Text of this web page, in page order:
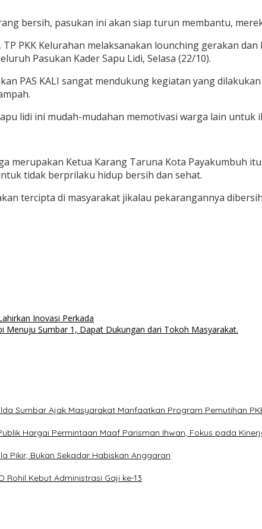
bersih, pasukan ini akan siap turun membantu,
PKK Kelurahan melaksanakan lounching gerakan
Pasukan Kader Sapu Lidi, Selasa (22/10).
PAS KALI sangat mendukung kegiatan yang
lidi ini mudah-mudahan memotivasi warga lain
merupakan Ketua Karang Taruna Kota Payakumbuh
tidak berprilaku hidup bersih dan sehat.
tercipta di masyarakat jikalau pekarangannya
Inovasi Perkada
Menuju Sumbar 1, Dapat Dukungan dari Tokoh Masyarakat.
Sumbar Ajak Masyarakat Manfaatkan Program Pemutihan
Hargai Permintaan Maaf Parisman Ihwan, Fokus pada
Pikir, Bukan Sekadar Habiskan Anggaran
Rohil Kebut Administrasi Gaji ke-13